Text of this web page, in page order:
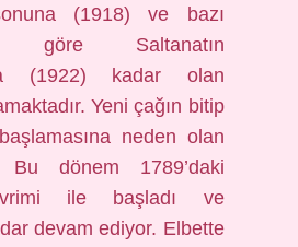
(1918) ve bazı
göre Saltanatın
(1922) kadar olan
Yeni çağın bitip
neden olan
dönem 1789’daki
ile başladı ve
devam ediyor. Elbette